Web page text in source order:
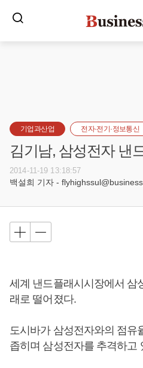
기업과산업 전자·전기·정보통신
김기남, 삼성전자 낸
2014-11-19 13:18:57
백설희 기자 -
세계 낸드플래시시장에서 삼
래로 떨어졌다.
도시바가 삼성전자와의 점유
좁히며 삼성전자를 추격하고